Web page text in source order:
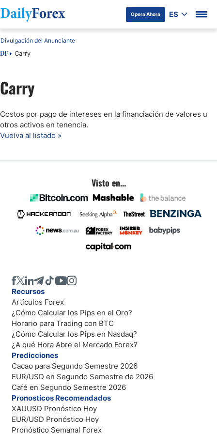
Opera Ahora ES
DF Carry
Divulgación del Anunciante
Carry
Costos por pago de intereses en la financiación de valores u
otros activos en tenencia.
Vuelva al listado »
Visto en...
Recursos
Artículos Forex
¿Cómo Calcular los Pips en el Oro?
Horario para Trading con BTC
¿Cómo Calcular los Pips en Nasdaq?
¿A qué Hora Abre el Mercado Forex?
Predicciones
Cacao para Segundo Semestre 2026
EUR/USD en Segundo Semestre de 2026
Café en Segundo Semestre 2026
Pronosticos Recomendados
XAUUSD Pronóstico Hoy
EUR/USD Pronóstico Hoy
Pronóstico Semanal Forex